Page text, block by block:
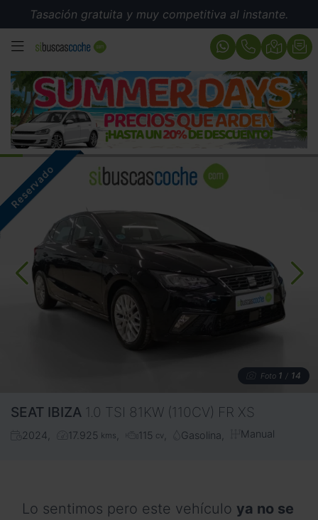
Tasación gratuita y muy competitiva al instante.
MENÚ
Foto 1 / 14
SEAT IBIZA 1.0 TSI 81KW (110CV) FR XS
2024 17.925 kms 115 cv Gasolina Manual
Lo sentimos pero este vehículo ya no se